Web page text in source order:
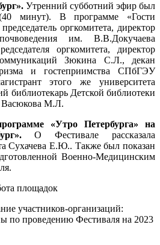
Утренний субботний эфир был
минут). В программе «Гости
оргкомитета, директор
им. В.В.Докучаева
оргкомитета, директор
Зюкина С.Л., декан
и гостеприимства СПбГЭУ
этого же университета
библиотекарь Детской библиотеки
Васюкова М.Л.
«Утро Петербурга» на
О Фестивале рассказала
Сухачева Е.Ю.. Также был показан
Военно-Медицинским
площадок
участников-организаций:
по проведению Фестиваля на 2023